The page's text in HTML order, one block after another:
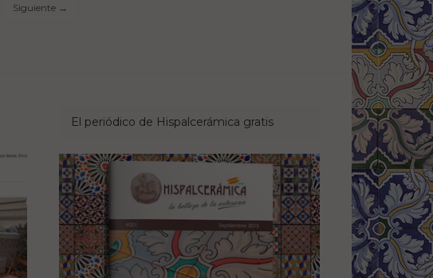
Siguiente →
El periódico de Hispalcerámica gratis